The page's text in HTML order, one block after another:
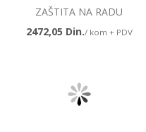
ZAŠTITA NA RADU
2472,05 Din./ kom + PDV